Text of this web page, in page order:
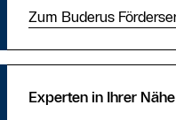
Zum Buderus
Experten in Ihrer Nähe